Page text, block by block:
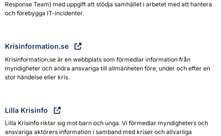
Response Team) med uppgift att stödja samhället i arbetet med att hantera
och förebygga IT-incidenter.
Krisinformation.se
Krisinformation.se är en webbplats som förmedlar information från
myndigheter och andra ansvariga till allmänheten före, under och efter en
stor händelse eller kris.
Lilla Krisinfo
Lilla Krisinfo riktar sig mot barn och unga. Vi förmedlar myndigheters och
ansvariga aktörers information i samband med kriser och allvarliga